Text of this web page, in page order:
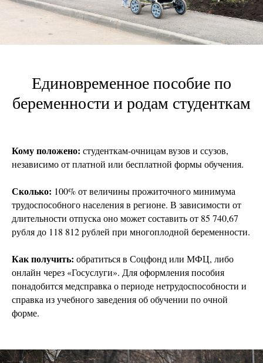
Единовременное пособие по
беременности и родам студенткам
Кому положено: студенткам-очницам вузов и ссузов,
независимо от платной или бесплатной формы обучения.
Сколько: 100% от величины прожиточного минимума
трудоспособного населения в регионе. В зависимости от
длительности отпуска оно может составить от 85 740,67
рубля до 118 812 рублей при многоплодной беременности.
Как получить: обратиться в Соцфонд или МФЦ, либо
онлайн через «Госуслуги». Для оформления пособия
понадобится медсправка о периоде нетрудоспособности и
справка из учебного заведения об обучении по очной
форме.